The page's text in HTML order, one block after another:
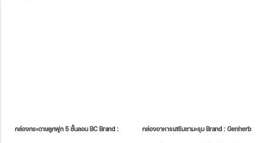
กล่องกระดาษลูกฟูก 5 ชั้นลอน BC Brand : กล่องอาหารเสริมชามะรุม Brand : Genherb